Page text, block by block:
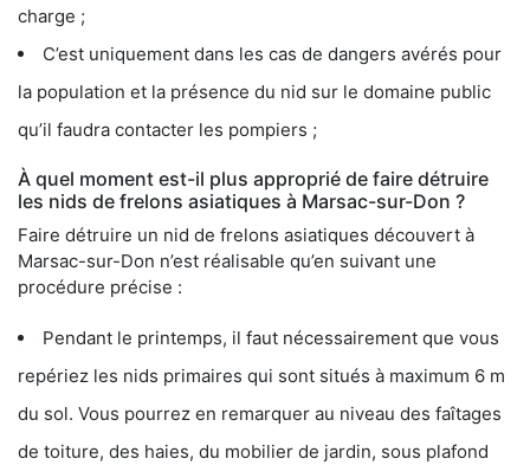
charge ;
C’est uniquement dans les cas de dangers avérés pour
la population et la présence du nid sur le domaine public
qu’il faudra contacter les pompiers ;
À quel moment est-il plus approprié de faire détruire
les nids de frelons asiatiques à Marsac-sur-Don ?
Faire détruire un nid de frelons asiatiques découvert à
Marsac-sur-Don n’est réalisable qu’en suivant une
procédure précise :
Pendant le printemps, il faut nécessairement que vous
repériez les nids primaires qui sont situés à maximum 6 m
du sol. Vous pourrez en remarquer au niveau des faîtages
de toiture, des haies, du mobilier de jardin, sous plafond